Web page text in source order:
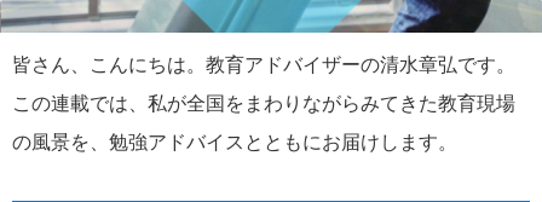
皆さん、こんにちは。教育アドバイザーの清水章弘です。
この連載では、私が全国をまわりながらみてきた教育現場
の風景を、勉強アドバイスとともにお届けします。